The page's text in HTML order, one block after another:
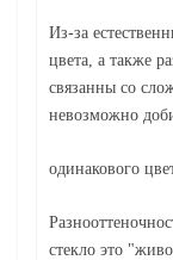
Из-за
цвета, а также
связанны со
невозможно
одинакового
стекло это